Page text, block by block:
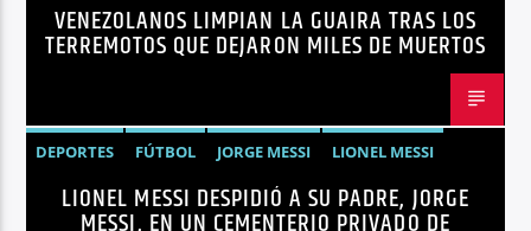
TERREMOTOS VENEZUELA
VENEZUELA
VENEZOLANOS LIMPIAN LA GUAIRA TRAS LOS
TERREMOTOS QUE DEJARON MILES DE MUERTOS
DEPORTES FÚTBOL JORGE MESSI
LIONEL MESSI
NOTICIAS
LIONEL MESSI DESPIDIÓ A SU PADRE, JORGE